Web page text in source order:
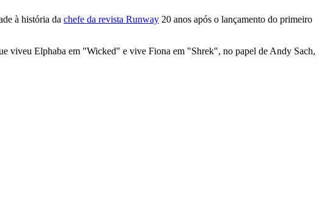
à história da chefe da revista Runway 20 anos após o lançamento do primeiro
viveu Elphaba em "Wicked" e vive Fiona em "Shrek", no papel de Andy Sach,